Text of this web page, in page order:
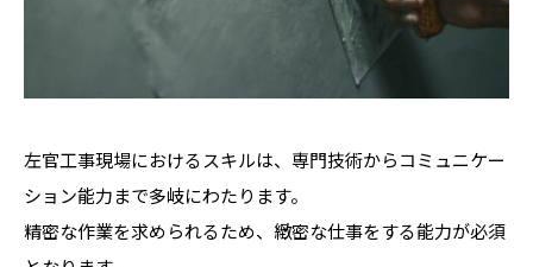
左官工事現場におけるスキルは、専門技術からコミュニケー
ション能力まで多岐にわたります。
精密な作業を求められるため、緻密な仕事をする能力が必須